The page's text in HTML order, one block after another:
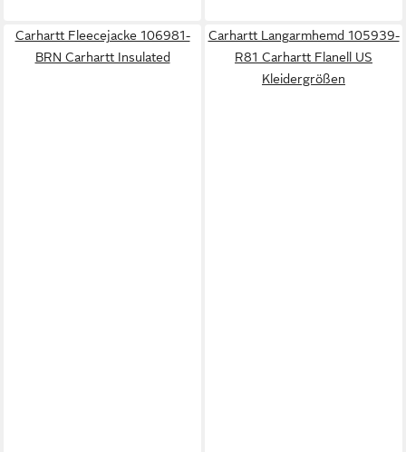
Carhartt Fleecejacke 106981-
BRN Carhartt Insulated
Carhartt Langarmhemd 105939-
R81 Carhartt Flanell US
Kleidergrößen